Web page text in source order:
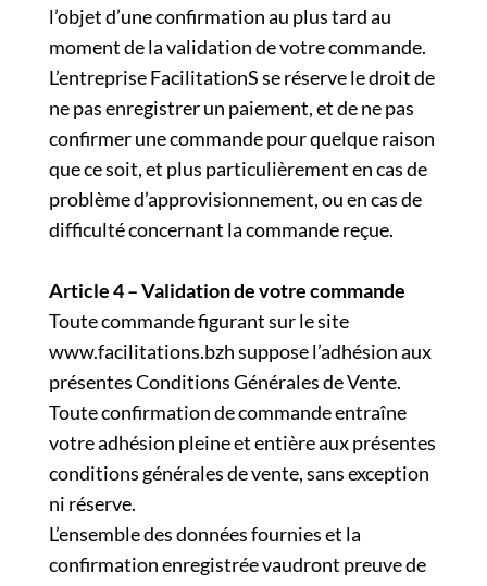
l’objet d’une confirmation au plus tard au
moment de la validation de votre commande.
L’entreprise FacilitationS se réserve le droit de
ne pas enregistrer un paiement, et de ne pas
confirmer une commande pour quelque raison
que ce soit, et plus particulièrement en cas de
problème d’approvisionnement, ou en cas de
difficulté concernant la commande reçue.
Article 4 – Validation de votre commande
Toute commande figurant sur le site
www.facilitations.bzh suppose l’adhésion aux
présentes Conditions Générales de Vente.
Toute confirmation de commande entraîne
votre adhésion pleine et entière aux présentes
conditions générales de vente, sans exception
ni réserve.
L’ensemble des données fournies et la
confirmation enregistrée vaudront preuve de